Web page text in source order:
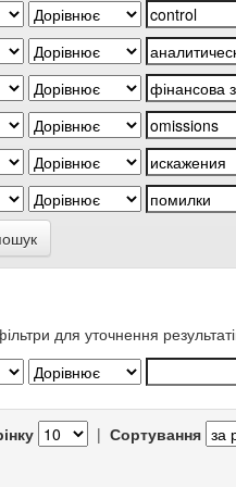
для уточнення
| Сортування